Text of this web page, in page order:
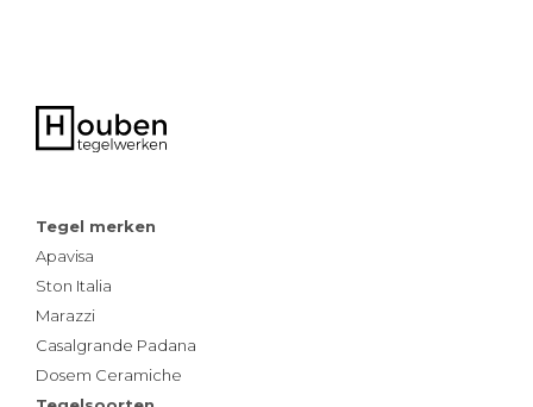
Tegel merken
Apavisa
Ston Italia
Marazzi
Casalgrande Padana
Dosem Ceramiche